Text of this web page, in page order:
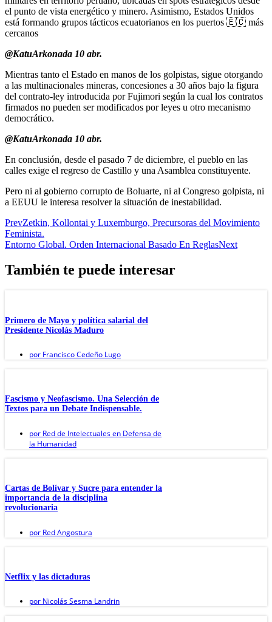
el punto de vista energético y minero. Asimismo, Estados Unidos
está formando grupos tácticos ecuatorianos en los puertos 🇪🇨 más
cercanos
@KatuArkonada 10 abr.
Mientras tanto el Estado en manos de los golpistas, sigue otorgando
a las multinacionales mineras, concesiones a 30 años bajo la figura
del contrato-ley introducida por Fujimori según la cual los contratos
firmados no pueden ser modificados por leyes u otro mecanismo
democrático.
@KatuArkonada 10 abr.
En conclusión, desde el pasado 7 de diciembre, el pueblo en las
calles exige el regreso de Castillo y una Asamblea constituyente.
Pero ni al gobierno corrupto de Boluarte, ni al Congreso golpista, ni
a EEUU le interesa resolver la situación de inestabilidad.
PrevZetkin, Kollontai y Luxemburgo, Precursoras del Movimiento
Feminista.
Entorno Global. Orden Internacional Basado En ReglasNext
También te puede interesar
Primero de Mayo y política salarial del
Presidente Nicolás Maduro
por Francisco Cedeño Lugo
Fascismo y Neofascismo. Una Selección de
Textos para un Debate Indispensable.
por Red de Intelectuales en Defensa de
la Humanidad
Cartas de Bolívar y Sucre para entender la
importancia de la disciplina
revolucionaria
por Red Angostura
Netflix y las dictaduras
por Nicolás Sesma Landrin